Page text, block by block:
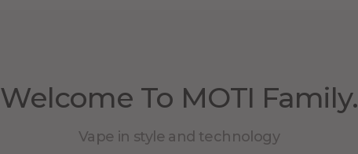
Welcome To MOTI Family.
Vape in style and technology